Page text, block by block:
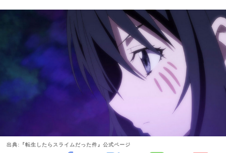
出典:『転生したらスライムだった件』公式ページ